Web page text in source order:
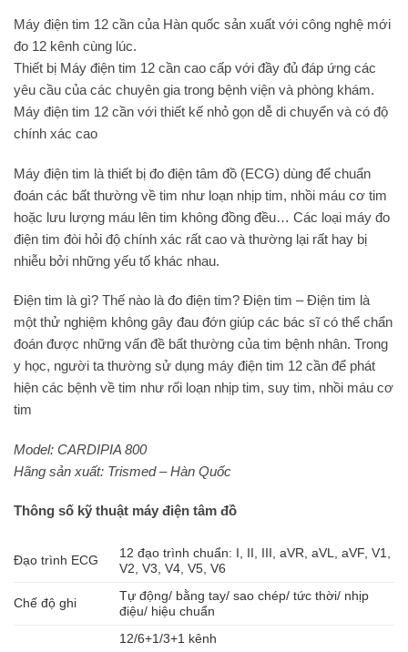
Máy điện tim 12 cần của Hàn quốc sản xuất với công nghệ mới
đo 12 kênh cùng lúc.
Thiết bị Máy điện tim 12 cần cao cấp với đầy đủ đáp ứng các
yêu cầu của các chuyên gia trong bệnh viện và phòng khám.
Máy điện tim 12 cần với thiết kế nhỏ gọn dễ di chuyển và có độ
chính xác cao
Máy điện tim là thiết bị đo điện tâm đồ (ECG) dùng để chuẩn
đoán các bất thường về tim như loạn nhịp tim, nhồi máu cơ tim
hoặc lưu lượng máu lên tim không đồng đều… Các loại máy đo
điện tim đòi hỏi độ chính xác rất cao và thường lại rất hay bị
nhiễu bởi những yếu tố khác nhau.
Điện tim là gì? Thế nào là đo điện tim? Điện tim – Điện tim là
một thử nghiệm không gây đau đớn giúp các bác sĩ có thể chẩn
đoán được những vấn đề bất thường của tim bệnh nhân. Trong
y học, người ta thường sử dụng máy điện tim 12 cần để phát
hiện các bệnh về tim như rối loạn nhịp tim, suy tim, nhồi máu cơ
tim
Model: CARDIPIA 800
Hãng sản xuất: Trismed – Hàn Quốc
Thông số kỹ thuật máy điện tâm đồ
Đạo trình ECG
12 đạo trình chuẩn: I, II, III, aVR, aVL, aVF, V1,
V2, V3, V4, V5, V6
Chế độ ghi
Tự động/ bằng tay/ sao chép/ tức thời/ nhịp
điệu/ hiệu chuẩn
12/6+1/3+1 kênh